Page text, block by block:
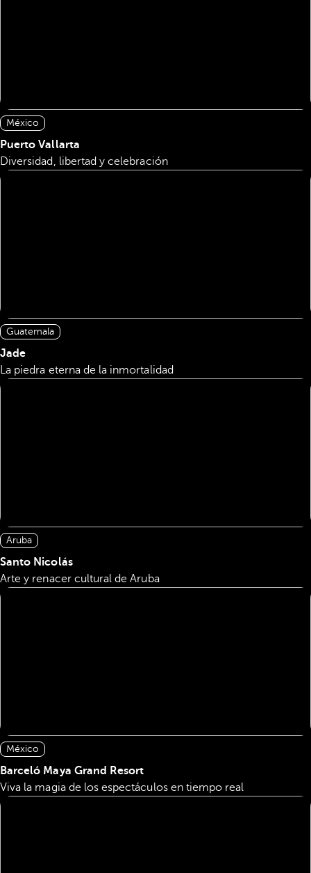
México
Puerto Vallarta
Diversidad, libertad y celebración
Guatemala
Jade
La piedra eterna de la inmortalidad
Aruba
Santo Nicolás
Arte y renacer cultural de Aruba
México
Barceló Maya Grand Resort
Viva la magia de los espectáculos en tiempo real